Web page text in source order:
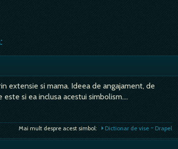
extensie si mama. Ideea de angajament, de
si ea inclusa acestui simbolism.…
Mai mult despre acest simbol: Dictionar de vise ~ Drapel